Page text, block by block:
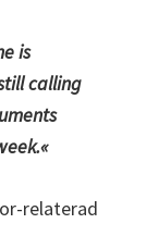
is
calling
relaterad